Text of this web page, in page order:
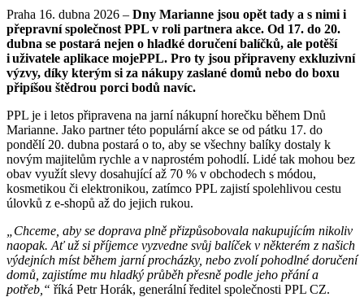
Praha 16. dubna 2026 – Dny Marianne jsou opět tady a s nimi i
přepravní společnost PPL v roli partnera akce. Od 17. do 20.
dubna se postará nejen o hladké doručení balíčků, ale potěší
i uživatele aplikace mojePPL. Pro ty jsou připraveny exkluzivní
výzvy, díky kterým si za nákupy zaslané domů nebo do boxu
připíšou štědrou porci bodů navíc.
PPL je i letos připravena na jarní nákupní horečku během Dnů
Marianne. Jako partner této populární akce se od pátku 17. do
pondělí 20. dubna postará o to, aby se všechny balíky dostaly k
novým majitelům rychle a v naprostém pohodlí. Lidé tak mohou bez
obav využít slevy dosahující až 70 % v obchodech s módou,
kosmetikou či elektronikou, zatímco PPL zajistí spolehlivou cestu
úlovků z e-shopů až do jejich rukou.
„Chceme, aby se doprava plně přizpůsobovala nakupujícím nikoliv
naopak. Ať už si příjemce vyzvedne svůj balíček v některém z našich
výdejních míst během jarní procházky, nebo zvolí pohodlné doručení
domů, zajistíme mu hladký průběh přesně podle jeho přání a
potřeb,“ říká Petr Horák, generální ředitel společnosti PPL CZ.